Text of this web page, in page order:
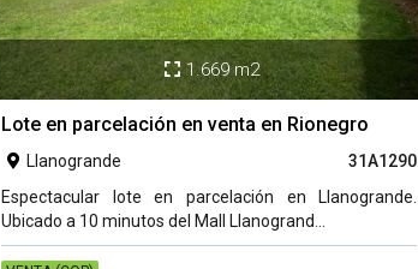
 1.669 m2
Lote en parcelación en venta en Rionegro
 Llanogrande
31A1290
Espectacular lote en parcelación en Llanogrande.
Ubicado a 10 minutos del Mall Llanogrand...